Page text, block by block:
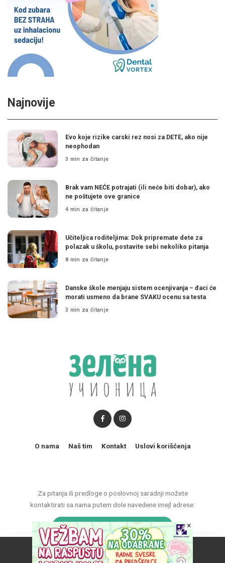
Najnovije
Evo koje rizike carski rez nosi za DETE, ako nije
neophodan
3 min za čitanje
Brak vam NEĆE potrajati (ili neće biti dobar), ako
ne poštujete ove granice
4 min za čitanje
Učiteljica roditeljima: Dok pripremate dete za
polazak u školu, postavite sebi nekoliko pitanja
8 min za čitanje
Danske škole menjaju sistem ocenjivanja – đaci će
morati usmeno da brane SVAKU ocenu sa testa
3 min za čitanje
Za pitanja ili predloge o poslovnoj saradnji možete
kontaktirati sa nama putem dole navedene imejl adrese:
marketing@zelenaucionica.com
O nama Naš tim Kontakt Uslovi korišćenja
Naš vebsajt koristi kolačiće da poboljša vaše iskustvo.
×